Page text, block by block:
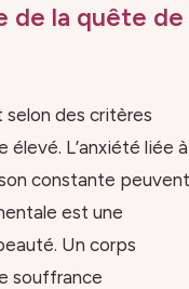
de la quête de
des critères
L’anxiété liée à
constante peuvent
est une
Un corps
souffrance